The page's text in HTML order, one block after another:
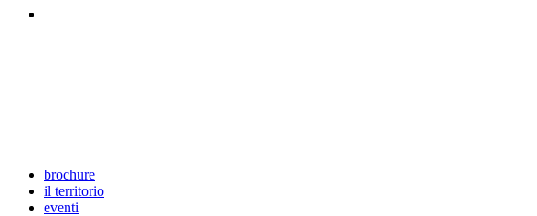
brochure
il territorio
eventi